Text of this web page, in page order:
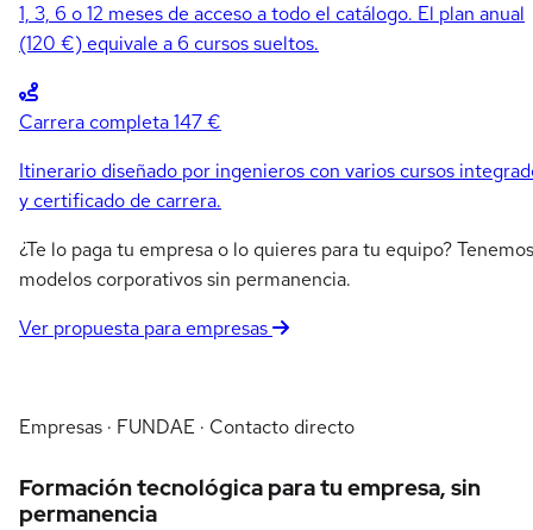
1, 3, 6 o 12 meses de acceso a todo el catálogo. El plan anual
(120 €) equivale a 6 cursos sueltos.
Carrera completa147 €
Itinerario diseñado por ingenieros con varios cursos
y certificado de carrera.
¿Te lo paga tu empresa o lo quieres para tu equipo? Tenemos
modelos corporativos sin permanencia.
Ver propuesta para empresas
Empresas · FUNDAE · Contacto directo
Formación tecnológica para tu empresa, sin
permanencia